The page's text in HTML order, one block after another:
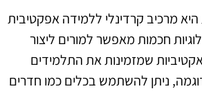
היא מרכיב קרדינלי ללמידה אפקטיבית
חכמות מאפשר למורים ליצור
שמזמינות את התלמידים
ניתן להשתמש בכלים כמו חדרים